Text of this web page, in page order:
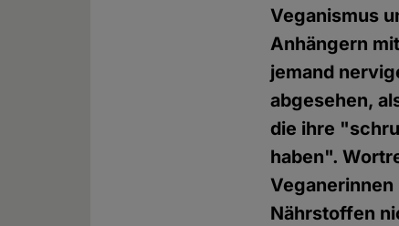
Veganismus
Anhängern
jemand
abgesehen,
die ihre
haben".
Nährstoffen